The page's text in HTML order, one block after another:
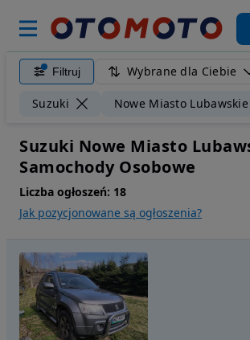
Filtruj Wybrane dla Ciebie
Suzuki Nowe Miasto Lubawskie
Suzuki Nowe Miasto
Samochody Osobowe
Liczba ogłoszeń: 18
Jak pozycjonowane są ogłoszenia?